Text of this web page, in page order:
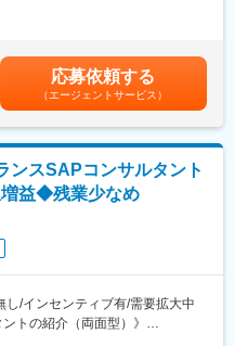
フラ」になる』ことを実現する
重要であり、既に数多くご利用
業拡大、価値創造を図っていき
ス戦略へと大きく舵を切る、事
組みにとらわれず、未来を描き
開発・推進してくださる方を求
ロール
ら、将来的には人事企画や組織
への関与も期待しています。
持って携われるため、経験を活
環境です。
です。 応募依頼する
（エージェントサービス）
ンスSAPコンサルタント
益◆残業少なめ
し/インセンティブ有/需要拡大中
トの紹介（両面型）》